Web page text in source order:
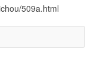
509a.html